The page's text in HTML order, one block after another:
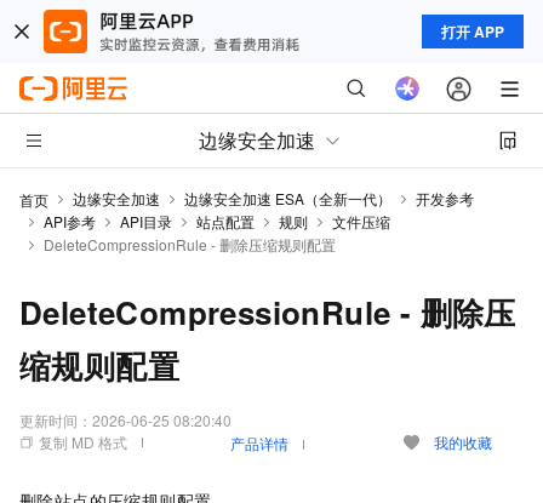
打开 APP
边缘安全加速
首页 边缘安全加速 边缘安全加速 ESA（全新一代）
开发参考
API参考
API目录 站点配置 规则
文件压缩
DeleteCompressionRule - 删除压缩规则配置
DeleteCompressionRule - 删除压
缩规则配置
更新时间： 2026-06-25 08:20:40
复制 MD 格式
产品详情 我的收藏